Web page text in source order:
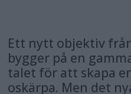
Ett nytt objektiv
bygger på en
talet för att skapa
oskärpa. Men det